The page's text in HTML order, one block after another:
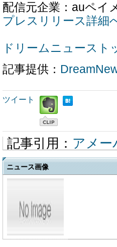
配信元企業：auペイ
プレスリリース詳細
ドリームニュースト
記事提供：
ツイート
記事引用： アメー
ニュース画像